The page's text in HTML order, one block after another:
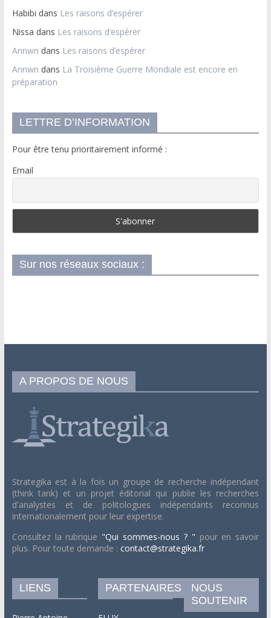
Habibi dans Les raisons d’espérer
Nissa dans Les raisons d’espérer
Annwn dans Les raisons d’espérer
Annwn dans La Troisième Guerre Mondiale est encore en
préparation
LETTRE D’INFORMATION
Pour être tenu prioritairement informé :
Email
Sur nos réseaux sociaux :
A PROPOS DE NOUS
Strategika est à la fois un groupe de recherche indépendant
(think tank) et un projet éditorial qui publie les recherches
d'analystes et de politologues indépendants reconnus
internationalement pour leur expertise.
Consultez la rubrique "Qui sommes-nous ? " pour en savoir
plus. Pour toute demande : contact@strategika.fr
LIENS PARTENAIRES
NOUS
SOUTENIR